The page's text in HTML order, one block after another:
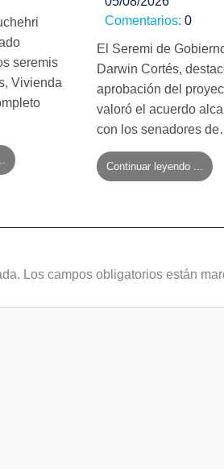
seremis
Vivienda
Comentarios: 0
El Seremi de
Darwin Cortés,
aprobación del
valoró el acuerdo
con los senadores
Continuar leyendo ...
Los campos obligatorios están